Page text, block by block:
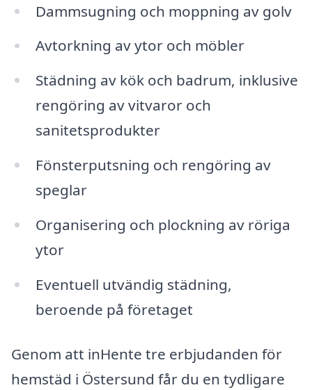
Dammsugning och moppning av golv
Avtorkning av ytor och möbler
Städning av kök och badrum, inklusive
rengöring av vitvaror och
sanitetsprodukter
Fönsterputsning och rengöring av
speglar
Organisering och plockning av röriga
ytor
Eventuell utvändig städning,
beroende på företaget
Genom att inHente tre erbjudanden för
hemstäd i Östersund får du en tydligare